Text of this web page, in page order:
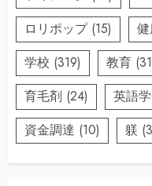
ロリポップ(15)
学校 (319) 教育
育毛剤 (24) 英語
資金調達 (10) 躾